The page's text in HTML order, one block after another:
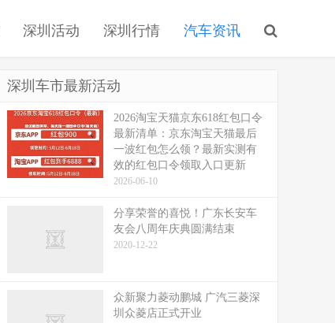
深圳活动 深圳行情 汽车资讯
深圳车市最新活动
2026淘宝天猫京东618红包口令
最新清单：京东淘宝天猫最后
一波红包怎么领？最新实测有
效的红包口令领取入口更新
2026-06-10
分享荣誉的喜悦！广东长安车
友会八周年庆典圆满结束
2020-12-22
众新聚力菱动鹏城 广汽三菱深
圳众菱店正式开业